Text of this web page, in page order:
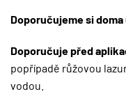
Doporučujeme si
Doporučuje před
popřípadě růžovou
vodou.